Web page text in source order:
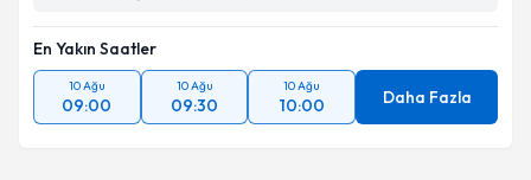
En Yakın Saatler
10 Ağu
09:00
10 Ağu
09:30
10 Ağu
10:00 Daha Fazla